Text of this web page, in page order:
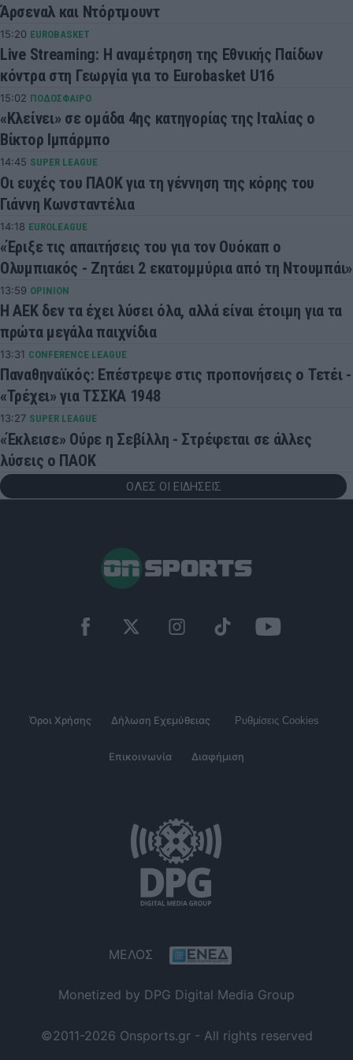
Άρσεναλ και Ντόρτμουντ
15:20 EUROBASKET
Live Streaming: Η αναμέτρηση της Εθνικής Παίδων
κόντρα στη Γεωργία για το Eurobasket U16
15:02 ΠΟΔΟΣΦΑΙΡΟ
«Κλείνει» σε ομάδα 4ης κατηγορίας της Ιταλίας ο
Βίκτορ Ιμπάρμπο
14:45 SUPER LEAGUE
Οι ευχές του ΠΑΟΚ για τη γέννηση της κόρης του
Γιάννη Κωνσταντέλια
14:18 EUROLEAGUE
«Έριξε τις απαιτήσεις του για τον Ουόκαπ ο
Ολυμπιακός - Ζητάει 2 εκατομμύρια από τη Ντουμπάι»
13:59 OPINION
Η ΑΕΚ δεν τα έχει λύσει όλα, αλλά είναι έτοιμη για τα
πρώτα μεγάλα παιχνίδια
13:31 CONFERENCE LEAGUE
Παναθηναϊκός: Επέστρεψε στις προπονήσεις ο Τετέι -
«Τρέχει» για ΤΣΣΚΑ 1948
13:27 SUPER LEAGUE
«Έκλεισε» Ούρε η Σεβίλλη - Στρέφεται σε άλλες
λύσεις ο ΠΑΟΚ
ΟΛΕΣ ΟΙ ΕΙΔΗΣΕΙΣ
Όροι Χρήσης Δήλωση Εχεμύθειας Ρυθμίσεις Cookies
Επικοινωνία Διαφήμιση
ΜΕΛΟΣ
Monetized by DPG Digital Media Group
©2011-2026 Onsports.gr - All rights reserved